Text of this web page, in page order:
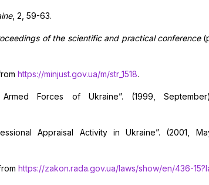
, 2, 59-63.
of the scientific and practical conference
https://minjust.gov.ua/m/str_1518.
Forces of Ukraine”. (1999,
Appraisal Activity in Ukraine”. (2001,
https://zakon.rada.gov.ua/laws/show/en/436-